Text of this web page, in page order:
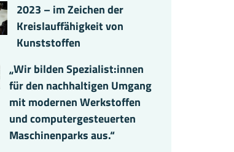
2023 – im Zeichen der
Kreislauffähigkeit von
Kunststoffen
„Wir bilden Spezialist:innen
für den nachhaltigen Umgang
mit modernen Werkstoffen
und computergesteuerten
Maschinenparks aus.“